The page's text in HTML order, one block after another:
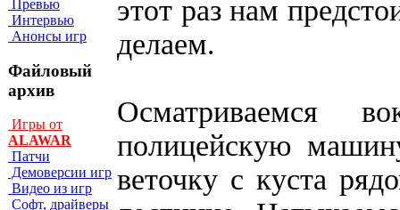
Превью
Интервью
Анонсы игр
Файловый
архив
Игры от
ALAWAR
Патчи
Демоверсии игр
Видео из игр
Софт, драйверы
этот раз нам
делаем.
Осматриваемся
полицейскую
веточку с куста